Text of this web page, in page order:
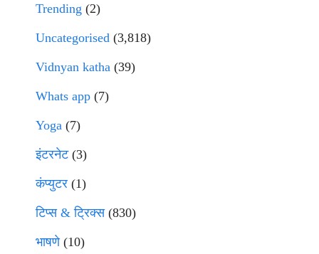
Trending (2)
Uncategorised (3,818)
Vidnyan katha (39)
Whats app (7)
Yoga (7)
इंटरनेट(3)
कंप्युटर (1)
टिप्स & ट्रिक्स(830)
भाषणे(10)